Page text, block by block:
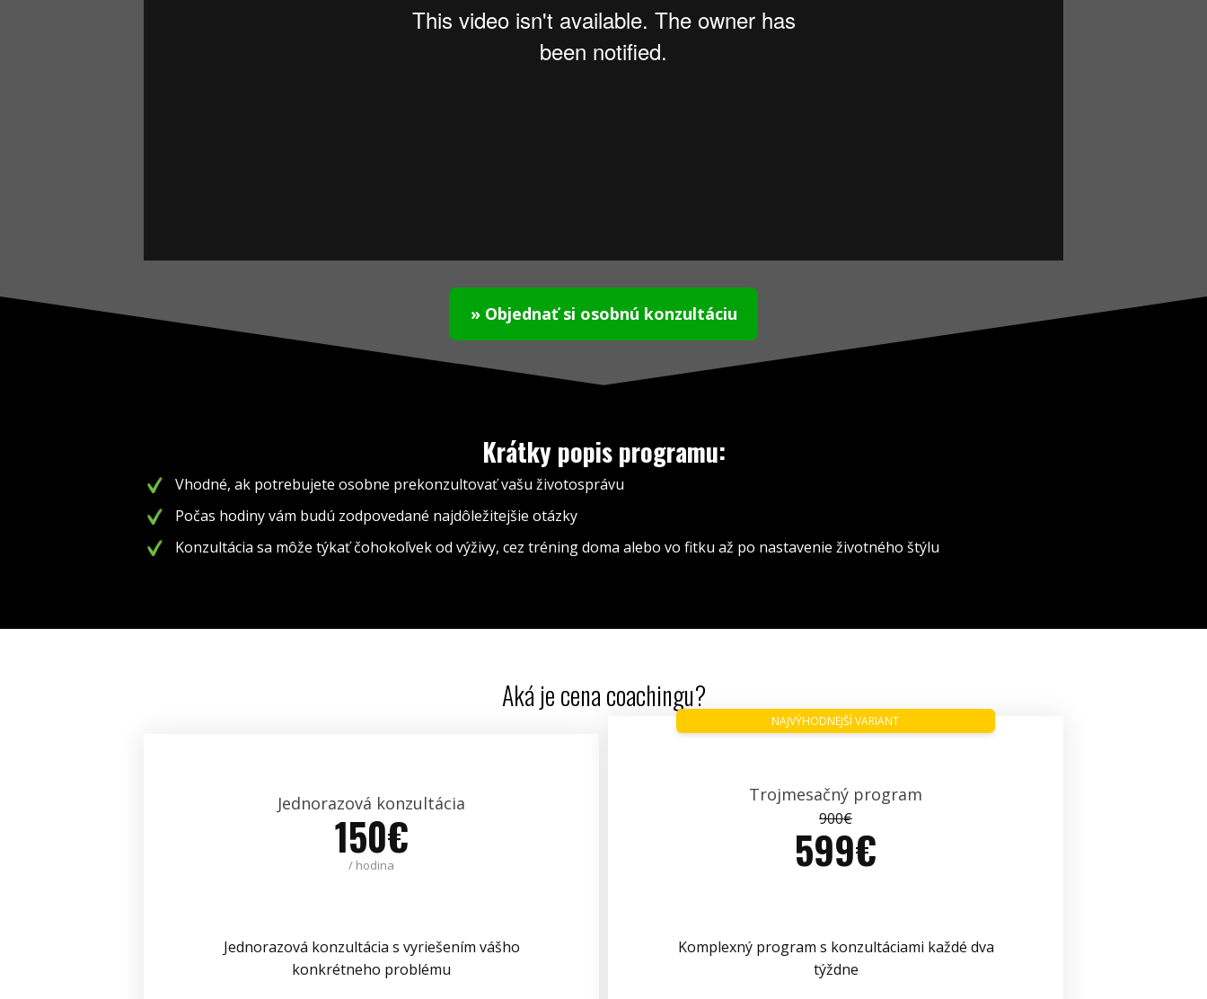
» Objednať si osobnú konzultáciu
Krátky popis programu:
Vhodné, ak potrebujete osobne prekonzultovať vašu životosprávu
Počas hodiny vám budú zodpovedané najdôležitejšie otázky
Konzultácia sa môže týkať čohokoľvek od výživy, cez tréning doma alebo vo fitku až po nastavenie životného štýlu
Aká je cena coachingu?
Jednorazová konzultácia
150€
/ hodina
Jednorazová konzultácia s vyriešením vášho
konkrétneho problému
Trojmesačný program
900€
599€
NAJVÝHODNEJŠÍ VARIANT
Komplexný program s konzultáciami každé dva
týždne